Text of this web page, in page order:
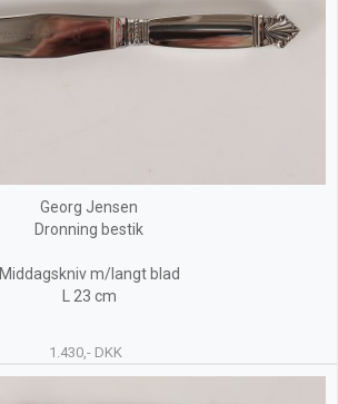
Georg Jensen
Dronning bestik
Middagskniv m/langt blad
L 23 cm
1.430,- DKK